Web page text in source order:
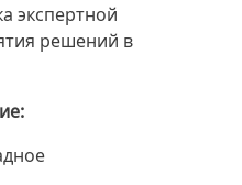
экспертной
решений в